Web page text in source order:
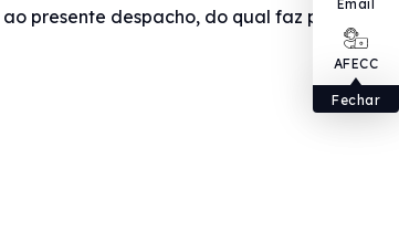
Email
AFECC
Fechar
presente despacho, do qual faz parte